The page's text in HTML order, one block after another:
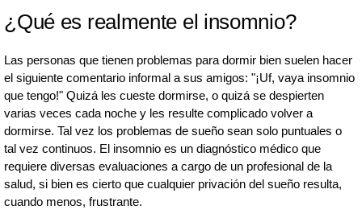
¿Qué es realmente el insomnio?
Las personas que tienen problemas para dormir bien suelen hacer
el siguiente comentario informal a sus amigos: "¡Uf, vaya insomnio
que tengo!" Quizá les cueste dormirse, o quizá se despierten
varias veces cada noche y les resulte complicado volver a
dormirse. Tal vez los problemas de sueño sean solo puntuales o
tal vez continuos. El insomnio es un diagnóstico médico que
requiere diversas evaluaciones a cargo de un profesional de la
salud, si bien es cierto que cualquier privación del sueño resulta,
cuando menos, frustrante.